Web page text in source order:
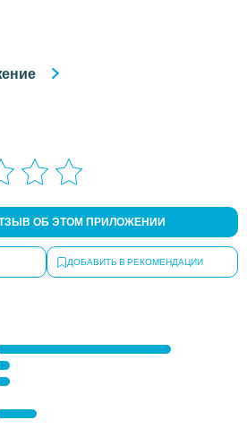
ОБ ЭТОМ ПРИЛОЖЕНИИ
ДОБАВИТЬ В РЕКОМЕНДАЦИИ